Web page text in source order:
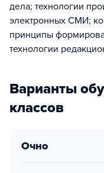
дела; технологии
электронных СМИ;
принципы
технологии
Варианты
классов
очно